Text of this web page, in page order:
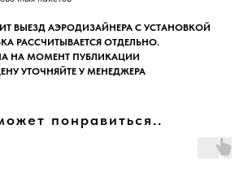
ВЫЕЗД АЭРОДИЗАЙНЕРА С УСТАНОВКОЙ
РАССЧИТЫВАЕТСЯ ОТДЕЛЬНО.
НА МОМЕНТ ПУБЛИКАЦИИ
УТОЧНЯЙТЕ У МЕНЕДЖЕРА
понравиться..